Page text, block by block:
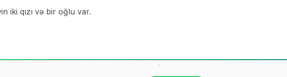
iki qızı və bir oğlu var.